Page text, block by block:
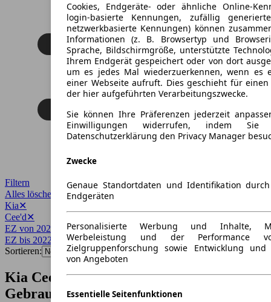
Cookies, Endgeräte- oder ähnliche Online-
login-basierte Kennungen, zufällig
netzwerkbasierte Kennungen) können
Informationen (z. B. Browsertyp und
Sprache, Bildschirmgröße, unterstützte
Ihrem Endgerät gespeichert oder von dort
um es jedes Mal wiederzuerkennen, wenn es
einer Webseite aufruft. Dies geschieht für
der hier aufgeführten Verarbeitungszwecke.
Sie können Ihre Präferenzen jederzeit
Einwilligungen widerrufen, indem
Datenschutzerklärung den Privacy Manager
Zwecke
Genaue Standortdaten und Identifikation
Endgeräten
Personalisierte Werbung und Inhalte,
Werbeleistung und der Performance
Zielgruppenforschung sowie Entwicklung und
von Angeboten
Essentielle Seitenfunktionen
Filtern
Alles löschen
Kia✕
Cee'd✕
EZ von 2022
EZ bis 2022
Sortieren:
Kia Cee'd Baujahr 2022
Gebrauchtwagen-Angebote